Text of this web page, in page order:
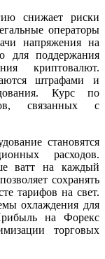
снижает риски
операторы
напряжения на
для поддержания
криптовалют.
штрафами и
Курс по
связанных с
становятся
расходов.
ватт на каждый
сохранять
тарифов на свет.
охлаждения для
на Форекс
торговых